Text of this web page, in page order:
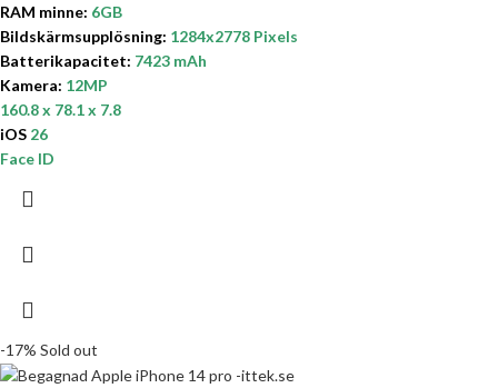
RAM minne: 6GB
Bildskärmsupplösning: 1284x2778 Pixels
Batterikapacitet: 7423 mAh
Kamera: 12MP
160.8 x 78.1 x 7.8
iOS 26
Face ID
-17% Sold out